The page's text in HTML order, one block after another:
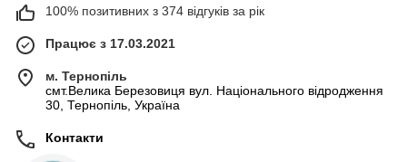
100% позитивних з 374 відгуків за рік
Працює з 17.03.2021
м. Тернопіль
смт.Велика Березовиця вул. Національного відродження
30, Тернопіль, Україна
Контакти